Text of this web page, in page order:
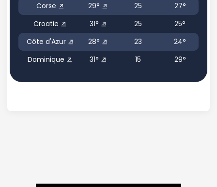
Corse
29° 25
27°
Croatie
31° 25
25°
Côte d'Azur
28° 23
24°
Dominique
31° 15
29°